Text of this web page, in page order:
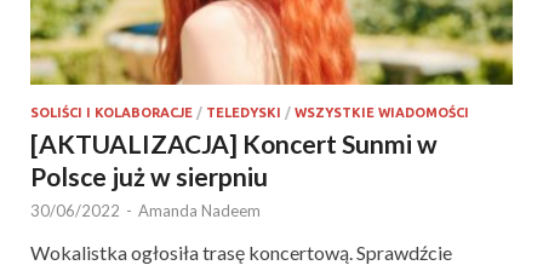
SOLIŚCI I KOLABORACJE / TELEDYSKI / WSZYSTKIE WIADOMOŚCI
[AKTUALIZACJA] Koncert Sunmi w
Polsce już w sierpniu
30/06/2022 - Amanda Nadeem
Wokalistka ogłosiła trasę koncertową. Sprawdźcie